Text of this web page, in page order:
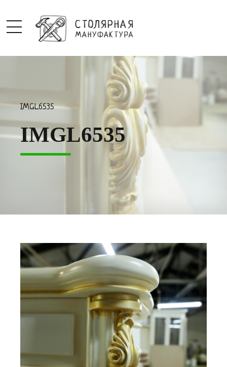
IMGL6535
IMGL6535